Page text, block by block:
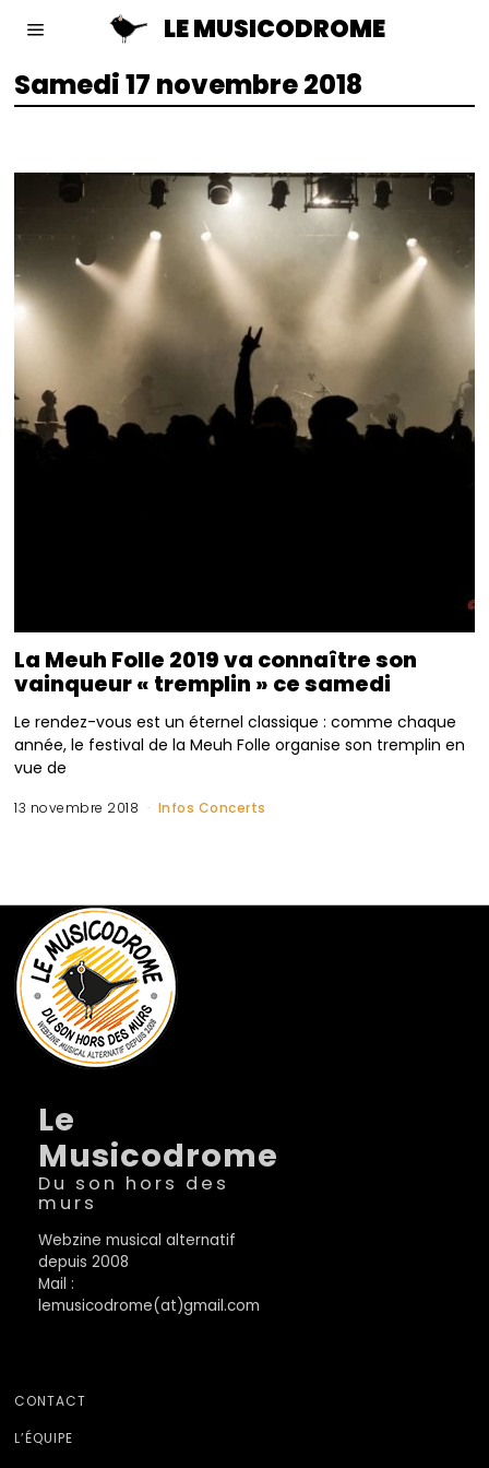
LE MUSICODROME
Samedi 17 novembre 2018
La Meuh Folle 2019 va connaître son
vainqueur « tremplin » ce samedi
Le rendez-vous est un éternel classique : comme chaque
année, le festival de la Meuh Folle organise son tremplin en
vue de
13 novembre 2018 Infos Concerts
Le
Musicodrome
Du son hors des
murs
Webzine musical alternatif
depuis 2008
Mail :
lemusicodrome(at)gmail.com
CONTACT
L’ÉQUIPE